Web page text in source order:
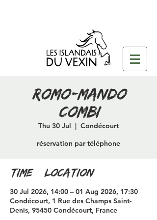
romo-mando
combi
Thu 30 Jul
  |
Condécourt
réservation par téléphone
Time & Location
30 Jul 2026, 14:00 – 01 Aug 2026, 17:30
Condécourt, 1 Rue des Champs Saint-
Denis, 95450 Condécourt, France